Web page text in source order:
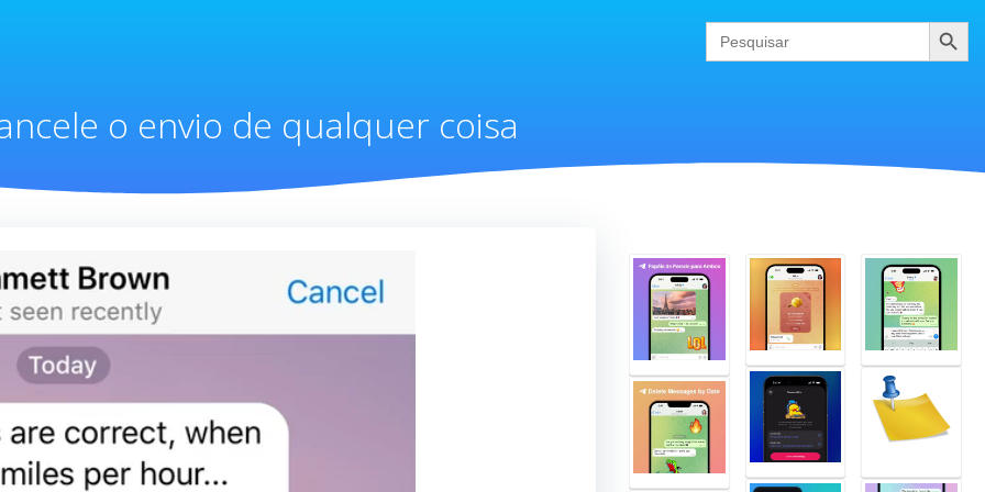
Search
for:
o envio de qualquer coisa